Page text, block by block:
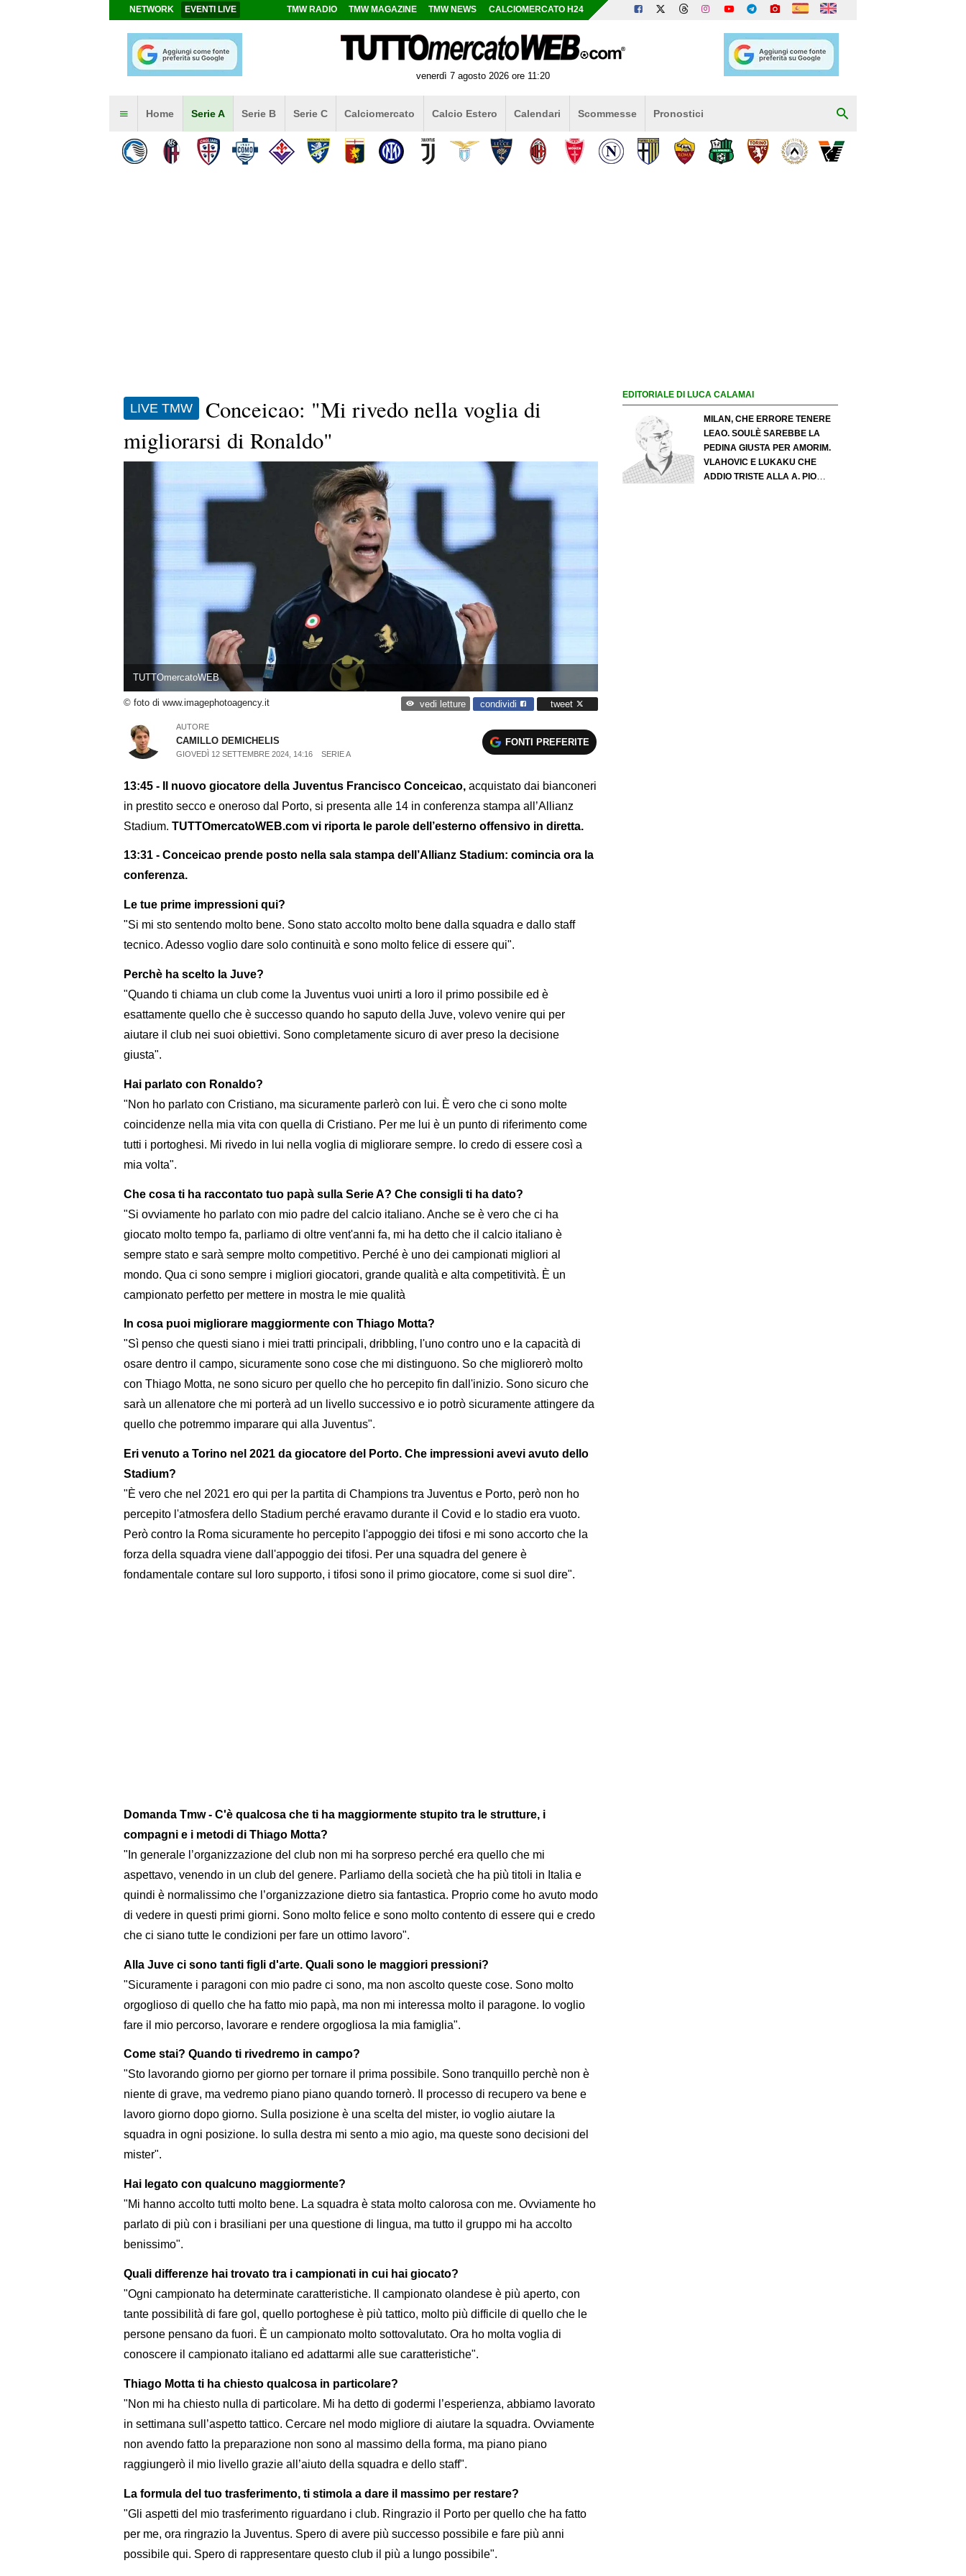
NETWORK EVENTI LIVE TMW RADIO TMW MAGAZINE TMW NEWS CALCIOMERCATO H24
venerdì 7 agosto 2026 ore 11:20
Home Serie A Serie B Serie C Calciomercato Calcio Estero Calendari Scommesse Pronostici
LIVE TMW
Conceicao: "Mi rivedo nella voglia di
migliorarsi di Ronaldo"
TUTTOmercatoWEB
© foto di www.imagephotoagency.it vedi letture condividi tweet
AUTORE
CAMILLO DEMICHELIS
GIOVEDÌ 12 SETTEMBRE 2024, 14:16 SERIE A
FONTI PREFERITE
13:45 - Il nuovo giocatore della Juventus Francisco Conceicao, acquistato dai bianconeri
in prestito secco e oneroso dal Porto, si presenta alle 14 in conferenza stampa all’Allianz
Stadium. TUTTOmercatoWEB.com vi riporta le parole dell’esterno offensivo in diretta.
13:31 - Conceicao prende posto nella sala stampa dell’Allianz Stadium: comincia ora la
conferenza.
Le tue prime impressioni qui?
"Si mi sto sentendo molto bene. Sono stato accolto molto bene dalla squadra e dallo staff
tecnico. Adesso voglio dare solo continuità e sono molto felice di essere qui".
Perchè ha scelto la Juve?
"Quando ti chiama un club come la Juventus vuoi unirti a loro il primo possibile ed è
esattamente quello che è successo quando ho saputo della Juve, volevo venire qui per
aiutare il club nei suoi obiettivi. Sono completamente sicuro di aver preso la decisione
giusta".
Hai parlato con Ronaldo?
"Non ho parlato con Cristiano, ma sicuramente parlerò con lui. È vero che ci sono molte
coincidenze nella mia vita con quella di Cristiano. Per me lui è un punto di riferimento come
tutti i portoghesi. Mi rivedo in lui nella voglia di migliorare sempre. Io credo di essere così a
mia volta".
Che cosa ti ha raccontato tuo papà sulla Serie A? Che consigli ti ha dato?
"Si ovviamente ho parlato con mio padre del calcio italiano. Anche se è vero che ci ha
giocato molto tempo fa, parliamo di oltre vent'anni fa, mi ha detto che il calcio italiano è
sempre stato e sarà sempre molto competitivo. Perché è uno dei campionati migliori al
mondo. Qua ci sono sempre i migliori giocatori, grande qualità e alta competitività. È un
campionato perfetto per mettere in mostra le mie qualità
In cosa puoi migliorare maggiormente con Thiago Motta?
"Sì penso che questi siano i miei tratti principali, dribbling, l'uno contro uno e la capacità di
osare dentro il campo, sicuramente sono cose che mi distinguono. So che migliorerò molto
con Thiago Motta, ne sono sicuro per quello che ho percepito fin dall'inizio. Sono sicuro che
sarà un allenatore che mi porterà ad un livello successivo e io potrò sicuramente attingere da
quello che potremmo imparare qui alla Juventus".
Eri venuto a Torino nel 2021 da giocatore del Porto. Che impressioni avevi avuto dello
Stadium?
"È vero che nel 2021 ero qui per la partita di Champions tra Juventus e Porto, però non ho
percepito l'atmosfera dello Stadium perché eravamo durante il Covid e lo stadio era vuoto.
Però contro la Roma sicuramente ho percepito l'appoggio dei tifosi e mi sono accorto che la
forza della squadra viene dall'appoggio dei tifosi. Per una squadra del genere è
fondamentale contare sul loro supporto, i tifosi sono il primo giocatore, come si suol dire".
Domanda Tmw - C'è qualcosa che ti ha maggiormente stupito tra le strutture, i
compagni e i metodi di Thiago Motta?
"In generale l’organizzazione del club non mi ha sorpreso perché era quello che mi
aspettavo, venendo in un club del genere. Parliamo della società che ha più titoli in Italia e
quindi è normalissimo che l’organizzazione dietro sia fantastica. Proprio come ho avuto modo
di vedere in questi primi giorni. Sono molto felice e sono molto contento di essere qui e credo
che ci siano tutte le condizioni per fare un ottimo lavoro".
Alla Juve ci sono tanti figli d'arte. Quali sono le maggiori pressioni?
"Sicuramente i paragoni con mio padre ci sono, ma non ascolto queste cose. Sono molto
orgoglioso di quello che ha fatto mio papà, ma non mi interessa molto il paragone. Io voglio
fare il mio percorso, lavorare e rendere orgogliosa la mia famiglia".
Come stai? Quando ti rivedremo in campo?
"Sto lavorando giorno per giorno per tornare il prima possibile. Sono tranquillo perchè non è
niente di grave, ma vedremo piano piano quando tornerò. Il processo di recupero va bene e
lavoro giorno dopo giorno. Sulla posizione è una scelta del mister, io voglio aiutare la
squadra in ogni posizione. Io sulla destra mi sento a mio agio, ma queste sono decisioni del
mister".
Hai legato con qualcuno maggiormente?
"Mi hanno accolto tutti molto bene. La squadra è stata molto calorosa con me. Ovviamente ho
parlato di più con i brasiliani per una questione di lingua, ma tutto il gruppo mi ha accolto
benissimo".
Quali differenze hai trovato tra i campionati in cui hai giocato?
"Ogni campionato ha determinate caratteristiche. Il campionato olandese è più aperto, con
tante possibilità di fare gol, quello portoghese è più tattico, molto più difficile di quello che le
persone pensano da fuori. È un campionato molto sottovalutato. Ora ho molta voglia di
conoscere il campionato italiano ed adattarmi alle sue caratteristiche".
Thiago Motta ti ha chiesto qualcosa in particolare?
"Non mi ha chiesto nulla di particolare. Mi ha detto di godermi l’esperienza, abbiamo lavorato
in settimana sull’aspetto tattico. Cercare nel modo migliore di aiutare la squadra. Ovviamente
non avendo fatto la preparazione non sono al massimo della forma, ma piano piano
raggiungerò il mio livello grazie all’aiuto della squadra e dello staff".
La formula del tuo trasferimento, ti stimola a dare il massimo per restare?
"Gli aspetti del mio trasferimento riguardano i club. Ringrazio il Porto per quello che ha fatto
per me, ora ringrazio la Juventus. Spero di avere più successo possibile e fare più anni
possibile qui. Spero di rappresentare questo club il più a lungo possibile".
EDITORIALE DI LUCA CALAMAI
MILAN, CHE ERRORE TENERE
LEAO. SOULÈ SAREBBE LA
PEDINA GIUSTA PER AMORIM.
VLAHOVIC E LUKAKU CHE
ADDIO TRISTE ALLA A. PIO